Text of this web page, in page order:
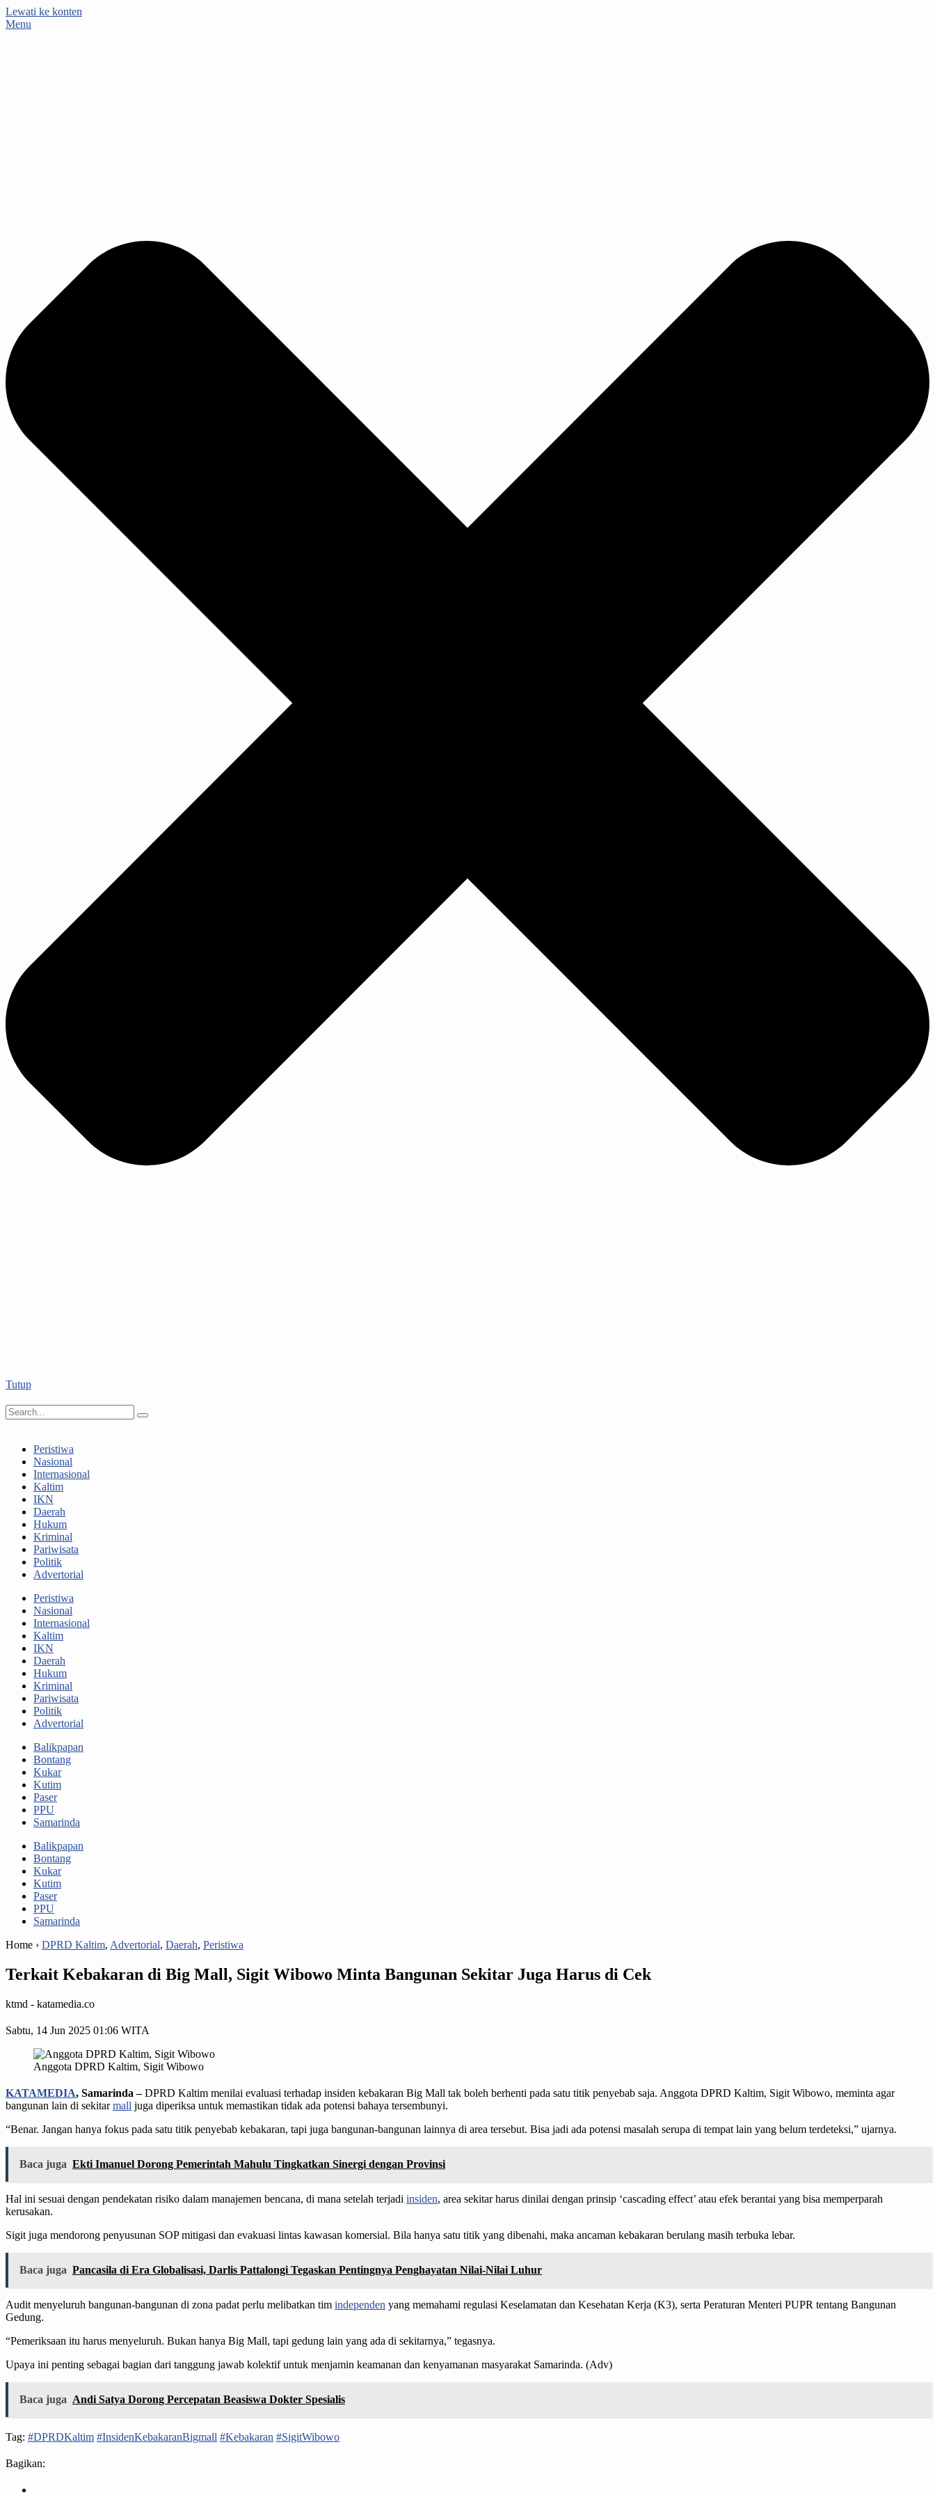
Lewati ke konten
Menu
Tutup
Peristiwa
Nasional
Internasional
Kaltim
IKN
Daerah
Hukum
Kriminal
Pariwisata
Politik
Advertorial
Peristiwa
Nasional
Internasional
Kaltim
IKN
Daerah
Hukum
Kriminal
Pariwisata
Politik
Advertorial
Balikpapan
Bontang
Kukar
Kutim
Paser
PPU
Samarinda
Balikpapan
Bontang
Kukar
Kutim
Paser
PPU
Samarinda
Home › DPRD Kaltim, Advertorial, Daerah, Peristiwa
Terkait Kebakaran di Big Mall, Sigit Wibowo Minta Bangunan Sekitar Juga Harus di Cek
ktmd - katamedia.co
Sabtu, 14 Jun 2025 01:06 WITA
Anggota DPRD Kaltim, Sigit Wibowo
KATAMEDIA, Samarinda –DPRD Kaltim menilai evaluasi terhadap insiden kebakaran Big Mall tak boleh berhenti pada satu titik penyebab saja. Anggota DPRD Kaltim, Sigit Wibowo, meminta agar
bangunan lain di sekitarmall juga diperiksa untuk memastikan tidak ada potensi bahaya tersembunyi.
“Benar. Jangan hanya fokus pada satu titik penyebab kebakaran, tapi juga bangunan-bangunan lainnya di area tersebut. Bisa jadi ada potensi masalah serupa di tempat lain yang belum terdeteksi,” ujarnya.
Baca juga Ekti Imanuel Dorong Pemerintah Mahulu Tingkatkan Sinergi dengan Provinsi
Hal ini sesuai dengan pendekatan risiko dalam manajemen bencana, di mana setelah terjadi insiden, area sekitar harus dinilai dengan prinsip ‘cascading effect’ atau efek berantai yang bisa memperparah
kerusakan.
Sigit juga mendorong penyusunan SOP mitigasi dan evakuasi lintas kawasan komersial. Bila hanya satu titik yang dibenahi, maka ancaman kebakaran berulang masih terbuka lebar.
Baca juga Pancasila di Era Globalisasi, Darlis Pattalongi Tegaskan Pentingnya Penghayatan Nilai-Nilai Luhur
Audit menyeluruh bangunan-bangunan di zona padat perlu melibatkan tim independen yang memahami regulasi Keselamatan dan Kesehatan Kerja (K3), serta Peraturan Menteri PUPR tentang Bangunan
Gedung.
“Pemeriksaan itu harus menyeluruh. Bukan hanya Big Mall, tapi gedung lain yang ada di sekitarnya,” tegasnya.
Upaya ini penting sebagai bagian dari tanggung jawab kolektif untuk menjamin keamanan dan kenyamanan masyarakat Samarinda. (Adv)
Baca juga Andi Satya Dorong Percepatan Beasiswa Dokter Spesialis
Tag: #DPRDKaltim #InsidenKebakaranBigmall #Kebakaran #SigitWibowo
Bagikan: